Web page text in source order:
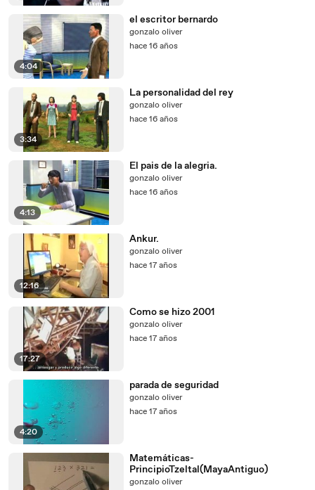
4:04
el escritor bernardo
gonzalo oliver
hace 16 años
3:34
La personalidad del rey
gonzalo oliver
hace 16 años
4:13
El pais de la alegria.
gonzalo oliver
hace 16 años
12:16
Ankur.
gonzalo oliver
hace 17 años
17:27
Como se hizo 2001
gonzalo oliver
hace 17 años
4:20
parada de seguridad
gonzalo oliver
hace 17 años
Matemáticas-
PrincipioTzeltal(MayaAntiguo)
gonzalo oliver